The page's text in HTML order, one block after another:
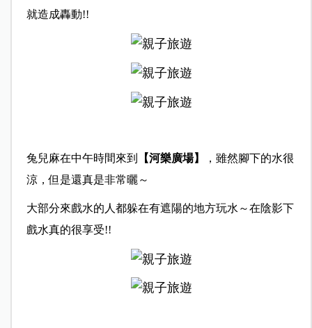
就造成轟動!!
兔兒麻在中午時間來到 【河樂廣場】
，雖然腳下的水很
涼，但是還真是非常曬～
大部分來戲水的人都躲在有遮陽的地方玩水～在陰影下
戲水真的很享受!!